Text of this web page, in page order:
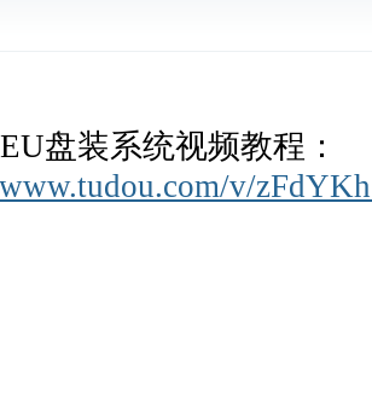
盘装系统视频教程：
v/